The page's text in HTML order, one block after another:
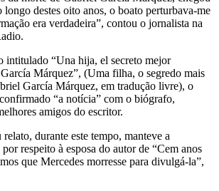
longo destes oito anos, o boato perturbava-me
era verdadeira”, contou o jornalista na
intitulado “Una hija, el secreto mejor
Márquez”, (Uma filha, o segredo mais
García Márquez, em tradução livre), o
“a notícia” com o biógrafo,
amigos do escritor.
durante este tempo, manteve a
respeito à esposa do autor de “Cem anos
que Mercedes morresse para divulgá-la”,